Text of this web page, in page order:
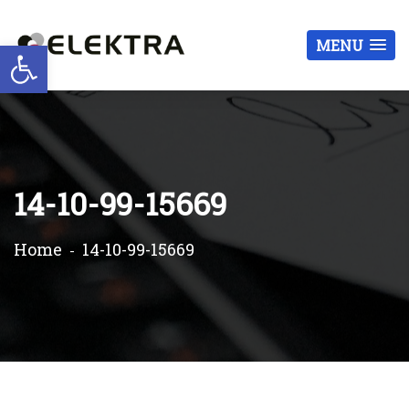
Otwórz pasek narzędzi MENU
14-10-99-15669
Home 14-10-99-15669